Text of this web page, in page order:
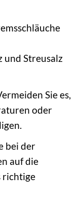
und Streusalz
Sie es,
oder
bei der
auf die
richtige